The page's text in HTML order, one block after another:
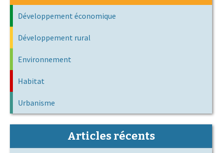
Développement économique
Développement rural
Environnement
Habitat
Urbanisme
Articles récents